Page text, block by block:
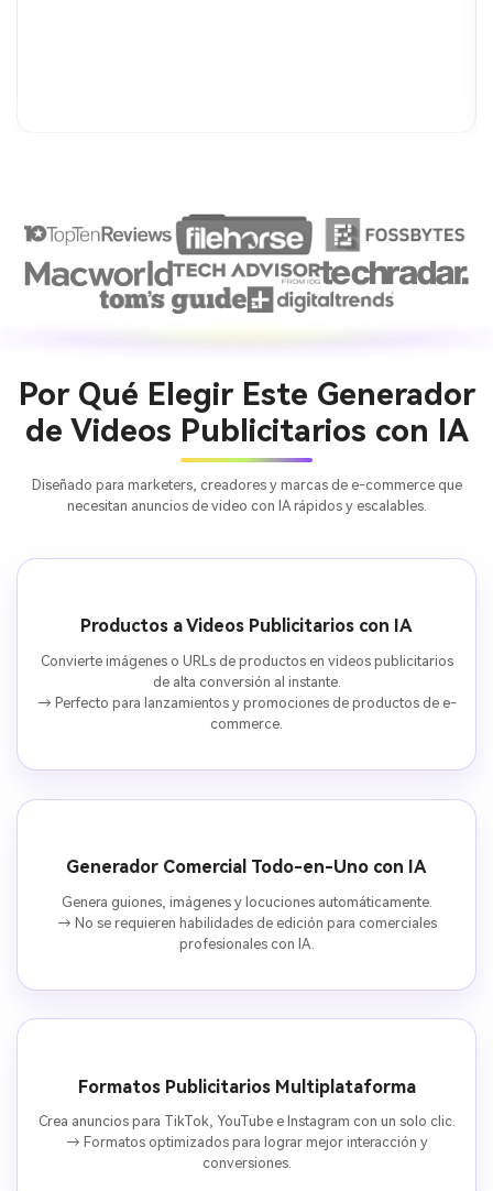
Por Qué Elegir Este Generador
de Videos Publicitarios con IA
Diseñado para marketers, creadores y marcas de e-commerce que
necesitan anuncios de video con IA rápidos y escalables.
Productos a Videos Publicitarios con IA
Convierte imágenes o URLs de productos en videos publicitarios
de alta conversión al instante.
→ Perfecto para lanzamientos y promociones de productos de e-
commerce.
Generador Comercial Todo-en-Uno con IA
Genera guiones, imágenes y locuciones automáticamente.
→ No se requieren habilidades de edición para comerciales
profesionales con IA.
Formatos Publicitarios Multiplataforma
Crea anuncios para TikTok, YouTube e Instagram con un solo clic.
→ Formatos optimizados para lograr mejor interacción y
conversiones.